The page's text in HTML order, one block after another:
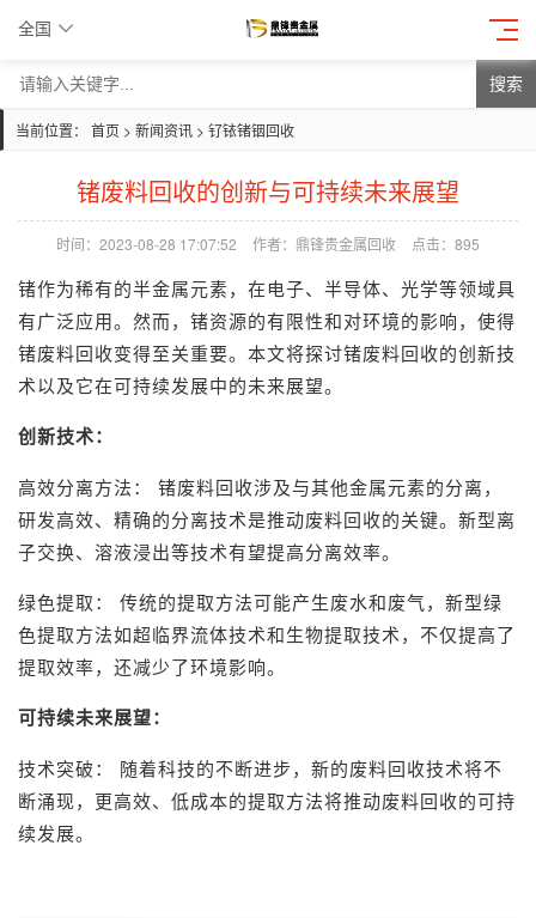
全国
搜索
当前位置： 首页 > 新闻资讯 > 钌铱锗铟回收
锗废料回收的创新与可持续未来展望
时间：2023-08-28 17:07:52 作者：鼎锋贵金属回收 点击： 895
锗作为稀有的半金属元素，在电子、半导体、光学等领域具
有广泛应用。然而，锗资源的有限性和对环境的影响，使得
锗废料回收变得至关重要。本文将探讨锗废料回收的创新技
术以及它在可持续发展中的未来展望。
创新技术：
高效分离方法： 锗废料回收涉及与其他金属元素的分离，
研发高效、精确的分离技术是推动废料回收的关键。新型离
子交换、溶液浸出等技术有望提高分离效率。
绿色提取： 传统的提取方法可能产生废水和废气，新型绿
色提取方法如超临界流体技术和生物提取技术，不仅提高了
提取效率，还减少了环境影响。
可持续未来展望：
技术突破： 随着科技的不断进步，新的废料回收技术将不
断涌现，更高效、低成本的提取方法将推动废料回收的可持
续发展。